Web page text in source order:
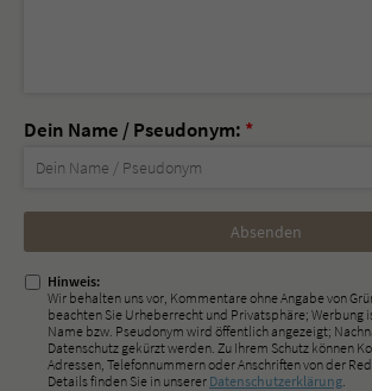
Dein Name / Pseudonym: *
Nicht
ausfüllen!
Hinweis:
Wir behalten uns vor, Kommentare ohne Angabe von
beachten Sie Urheberrecht und Privatsphäre; Werbung
Name bzw. Pseudonym wird öffentlich angezeigt;
Datenschutz gekürzt werden. Zu Ihrem Schutz können
Adressen, Telefonnummern oder Anschriften von der
Details finden Sie in unserer Datenschutzerklärung